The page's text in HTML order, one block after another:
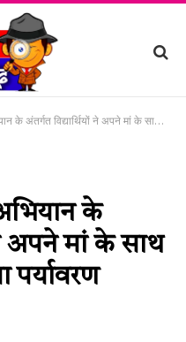
ने अपने मां के साथ किया वृक्षारोपण-दिया पर्यावरण जागृती का संदेश
के
ने अपने मां के साथ
पर्यावरण